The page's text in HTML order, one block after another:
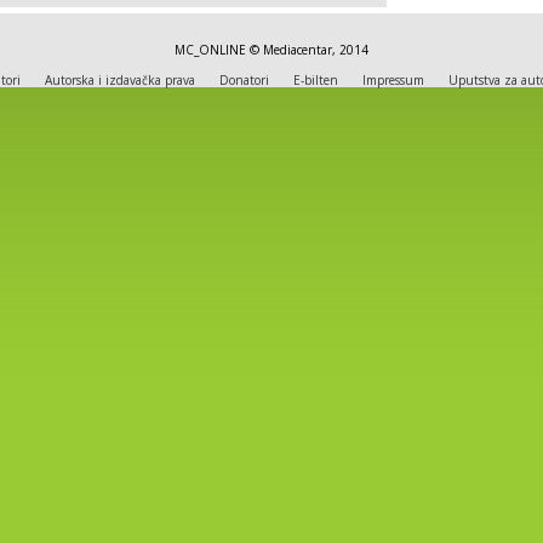
MC_ONLINE © Mediacentar, 2014
Autorska i izdavačka prava Donatori E-bilten Impressum Uputstva za